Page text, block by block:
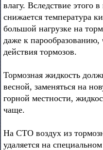
влагу. Вследствие этого
снижается температура
большой нагрузке на
даже к
действия тормозов.
Тормозная жидкость
весной, заменяться на
горной местности,
чаще.
На СТО воздух из
удаляется на